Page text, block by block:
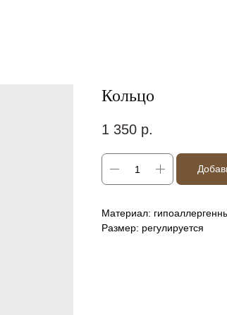
Кольцо
1 350 р.
Материал:
Размер: регулируется